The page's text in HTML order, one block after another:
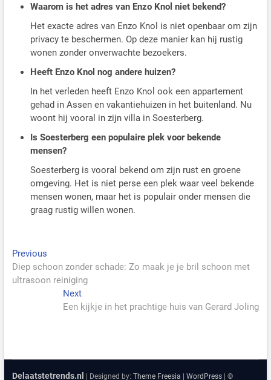
Waarom is het adres van Enzo Knol niet bekend?
Het exacte adres van Enzo Knol is niet openbaar om zijn
privacy te beschermen. Op deze manier kan hij rustig
wonen zonder onverwachte bezoekers.
Heeft Enzo Knol nog andere huizen?
In het verleden heeft Enzo Knol ook een appartement
gehad in Assen en vakantiehuizen in het buitenland. Nu
woont hij vooral in zijn villa in Soesterberg.
Is Soesterberg een populaire plek voor bekende
mensen?
Soesterberg is vooral bekend om zijn rust en groene
omgeving. Het is niet perse een plek waar veel bekende
mensen wonen, maar het is populair onder mensen die
graag rustig willen wonen.
Bericht
navigatie
PreviousPrevious
post:
Diep schoon zonder schade: Zo maak je je bril schoon met
ultrasoon reiniging
NextNext
post:
Een kijkje in het prachtige huis van Gerard Joling
Delaatstetrends.nl | Designed by: Theme Freesia WordPress| ©